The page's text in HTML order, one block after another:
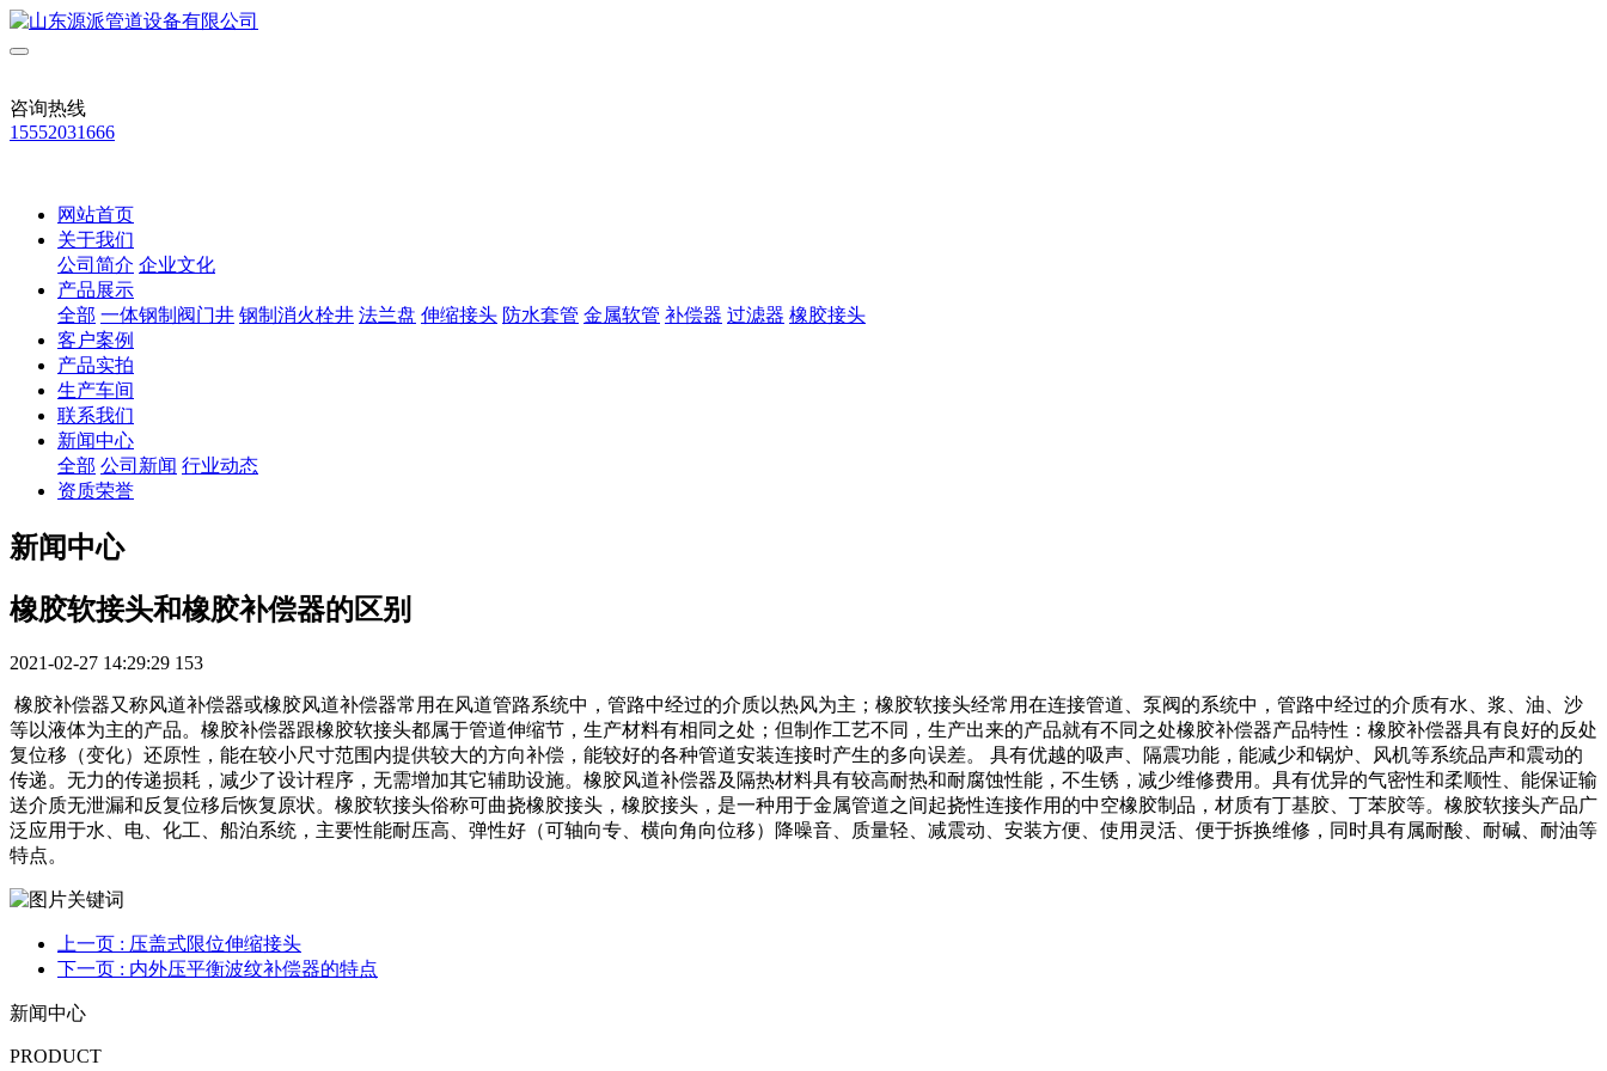
咨询热线
15552031666
网站首页
关于我们
公司简介 企业文化
产品展示
全部 一体钢制阀门井 钢制消火栓井 法兰盘 伸缩接头 防水套管 金属软管 补偿器 过滤器 橡胶接头
客户案例
产品实拍
生产车间
联系我们
新闻中心
全部 公司新闻 行业动态
资质荣誉
新闻中心
橡胶软接头和橡胶补偿器的区别
2021-02-27 14:29:29 153
橡胶补偿器又称风道补偿器或橡胶风道补偿器常用在风道管路系统中，管路中经过的介质以热风为主；橡胶软接头经常用在连接管道、泵阀的系统中，管路中经过的介质有水、浆、油、沙
等以液体为主的产品。橡胶补偿器跟橡胶软接头都属于管道伸缩节，生产材料有相同之处；但制作工艺不同，生产出来的产品就有不同之处橡胶补偿器产品特性：橡胶补偿器具有良好的反处
复位移（变化）还原性，能在较小尺寸范围内提供较大的方向补偿，能较好的各种管道安装连接时产生的多向误差。 具有优越的吸声、隔震功能，能减少和锅炉、风机等系统品声和震动的
传递。无力的传递损耗，减少了设计程序，无需增加其它辅助设施。橡胶风道补偿器及隔热材料具有较高耐热和耐腐蚀性能，不生锈，减少维修费用。具有优异的气密性和柔顺性、能保证输
送介质无泄漏和反复位移后恢复原状。橡胶软接头俗称可曲挠橡胶接头，橡胶接头，是一种用于金属管道之间起挠性连接作用的中空橡胶制品，材质有丁基胶、丁苯胶等。橡胶软接头产品广
泛应用于水、电、化工、船泊系统，主要性能耐压高、弹性好（可轴向专、横向角向位移）降噪音、质量轻、减震动、安装方便、使用灵活、便于拆换维修，同时具有属耐酸、耐碱、耐油等
特点。
上一页 : 压盖式限位伸缩接头
下一页 : 内外压平衡波纹补偿器的特点
新闻中心
PRODUCT